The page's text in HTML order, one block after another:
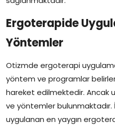
Ergoterapide
Yöntemler
Otizmde ergoterapi
yöntem ve programlar
hareket edilmektedir. Ancak
ve yöntemler
uygulanan en yaygın